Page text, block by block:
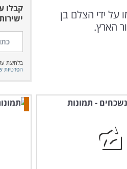
על ידי הצלם בן
הארץ.
קבלו
בלחיצת
הפרטיות